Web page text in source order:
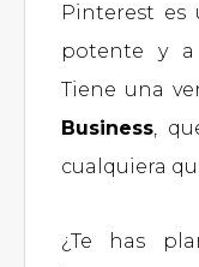
Pinterest es
potente y a
Tiene una
Business,
cualquiera
¿Te has